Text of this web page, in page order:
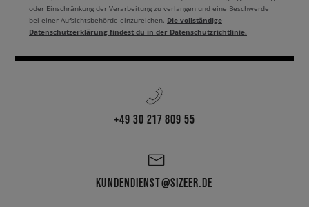
oder Einschränkung der Verarbeitung zu verlangen und eine Beschwerde
bei einer Aufsichtsbehörde einzureichen. Die vollständige
Datenschutzerklärung findest du in der Datenschutzrichtlinie.
+49 30 217 809 55
KUNDENDIENST@SIZEER.DE